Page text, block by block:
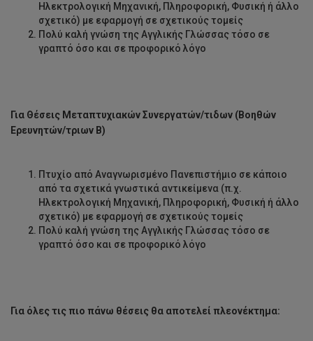
Ηλεκτρολογική Μηχανική, Πληροφορική, Φυσική ή άλλο
σχετικό) με εφαρμογή σε σχετικούς τομείς
Πολύ καλή γνώση της Αγγλικής Γλώσσας τόσο σε
γραπτό όσο και σε προφορικό λόγο
Για Θέσεις Μεταπτυχιακών Συνεργατών/τιδων (Βοηθών
Ερευνητών/τριων Β)
Πτυχίο από Αναγνωρισμένο Πανεπιστήμιο σε κάποιο
από τα σχετικά γνωστικά αντικείμενα (π.χ.
Ηλεκτρολογική Μηχανική, Πληροφορική, Φυσική ή άλλο
σχετικό) με εφαρμογή σε σχετικούς τομείς
Πολύ καλή γνώση της Αγγλικής Γλώσσας τόσο σε
γραπτό όσο και σε προφορικό λόγο
Για όλες τις πιο πάνω θέσεις θα αποτελεί πλεονέκτημα: